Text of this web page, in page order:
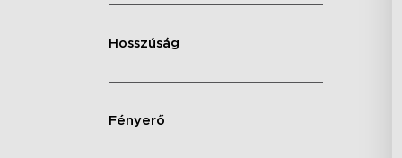
Hosszúság
Fényerő